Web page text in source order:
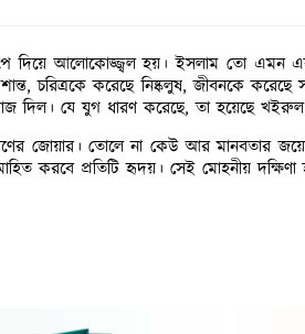
দিয়ে আলোকোজ্জ্বল হয়। ইসলাম তো এমন
চরিত্রকে করেছে নিষ্কলুষ, জীবনকে
যে যুগ ধারণ করেছে, তা হয়েছে খইরুল
তোলে না কেউ আর মানবতার
করবে প্রতিটি হৃদয়। সেই মোহনীয়